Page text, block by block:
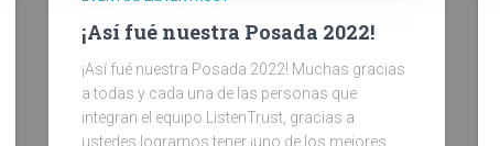
¡Así fué nuestra Posada 2022!
¡Así fué nuestra Posada 2022! Muchas gracias
a todas y cada una de las personas que
integran el equipo ListenTrust, gracias a
ustedes logramos tener ¡uno de los mejores